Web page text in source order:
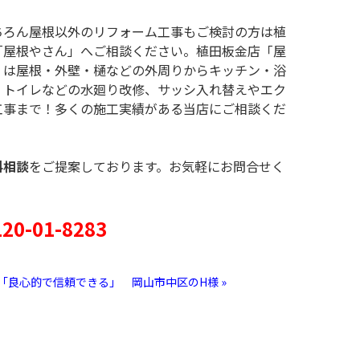
ん屋根以外のリフォーム工事もご検討の方は植
根やさん」へご相談ください。植田板金店「屋
屋根・外壁・樋などの外周りからキッチン・浴
イレなどの水廻り改修、サッシ入れ替えやエク
まで！多くの施工実績がある当店にご相談くだ
談をご提案しております。お気軽にお問合せく
01-8283
良心的で信頼できる」 岡山市中区のH様 »